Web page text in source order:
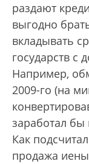
раздают
выгодно
вкладывать
государств
Например,
2009-го (на
заработал бы
Как
продажа иены